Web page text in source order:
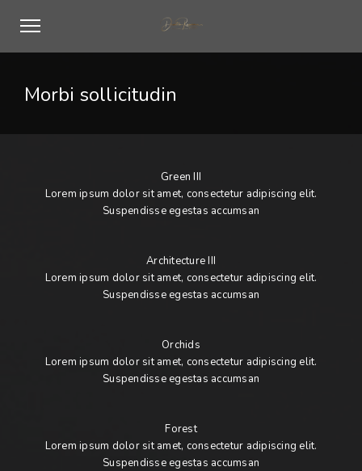
Morbi sollicitudin
Green III
Lorem ipsum dolor sit amet, consectetur adipiscing elit.
Suspendisse egestas accumsan
Architecture III
Lorem ipsum dolor sit amet, consectetur adipiscing elit.
Suspendisse egestas accumsan
Orchids
Lorem ipsum dolor sit amet, consectetur adipiscing elit.
Suspendisse egestas accumsan
Forest
Lorem ipsum dolor sit amet, consectetur adipiscing elit.
Suspendisse egestas accumsan